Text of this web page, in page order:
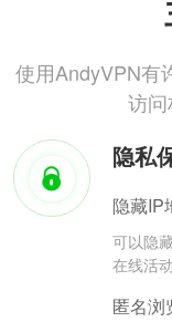
使用AndyVPN有
访
隐私
隐藏IP
可以隐
在线活动
匿名浏